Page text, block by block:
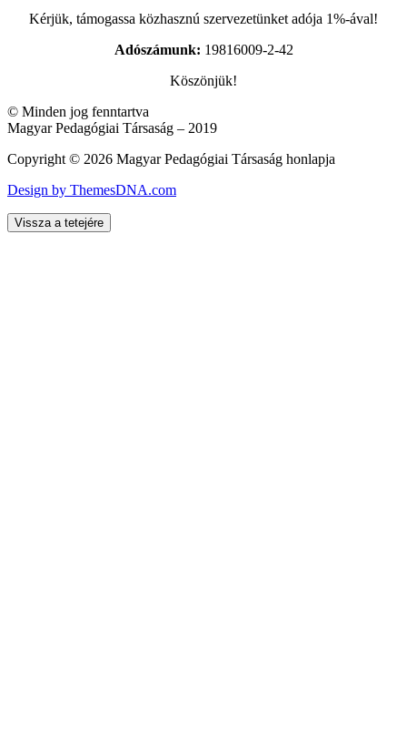
Kérjük, támogassa közhasznú szervezetünket adója 1%-ával!
Adószámunk: 19816009-2-42
Köszönjük!
© Minden jog fenntartva
Magyar Pedagógiai Társaság – 2019
Copyright © 2026 Magyar Pedagógiai Társaság honlapja
Design by ThemesDNA.com
Vissza a tetejére